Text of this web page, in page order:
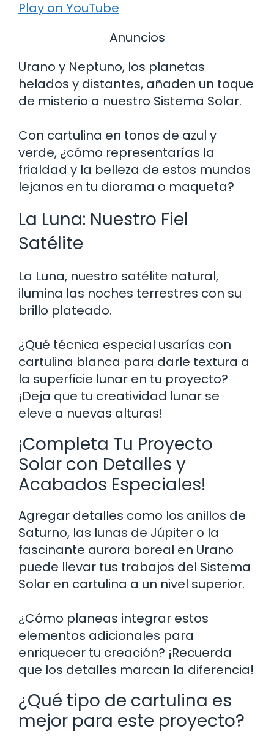
Play on YouTube
Anuncios
Urano y Neptuno, los planetas
helados y distantes, añaden un toque
de misterio a nuestro Sistema Solar.
Con cartulina en tonos de azul y
verde, ¿cómo representarías la
frialdad y la belleza de estos mundos
lejanos en tu diorama o maqueta?
La Luna: Nuestro Fiel
Satélite
La Luna, nuestro satélite natural,
ilumina las noches terrestres con su
brillo plateado.
¿Qué técnica especial usarías con
cartulina blanca para darle textura a
la superficie lunar en tu proyecto?
¡Deja que tu creatividad lunar se
eleve a nuevas alturas!
¡Completa Tu Proyecto
Solar con Detalles y
Acabados Especiales!
Agregar detalles como los anillos de
Saturno, las lunas de Júpiter o la
fascinante aurora boreal en Urano
puede llevar tus trabajos del Sistema
Solar en cartulina a un nivel superior.
¿Cómo planeas integrar estos
elementos adicionales para
enriquecer tu creación? ¡Recuerda
que los detalles marcan la diferencia!
¿Qué tipo de cartulina es
mejor para este proyecto?